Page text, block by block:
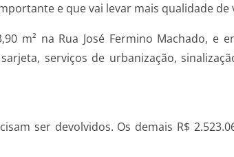
e que vai levar mais qualidade de
m² na Rua José Fermino Machado, e
serviços de urbanização,
ser devolvidos. Os demais R$